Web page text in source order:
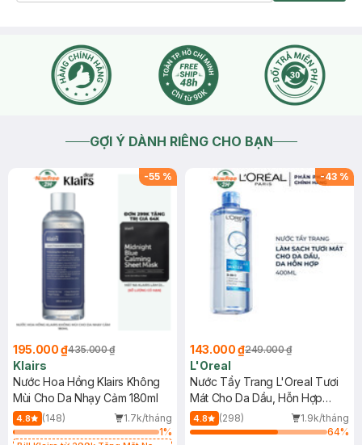
GỢI Ý DÀNH RIÊNG CHO BẠN
-55 %
195.000 ₫435.000 ₫
Klairs
Nước Hoa Hồng Klairs Không
Mùi Cho Da Nhạy Cảm 180ml
4.8 (148)
1.7k/tháng
1%
-43 %
143.000 ₫249.000 ₫
L'Oreal
Nước Tẩy Trang L'Oreal Tươi
Mát Cho Da Dầu, Hỗn Hợp
400ml
4.8 (298)
1.9k/tháng
64%